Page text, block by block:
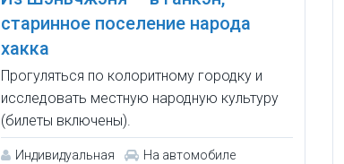
старинное поселение народа
хакка
Прогуляться по колоритному городку и
исследовать местную народную культуру
(билеты включены).
Индивидуальная
На автомобиле